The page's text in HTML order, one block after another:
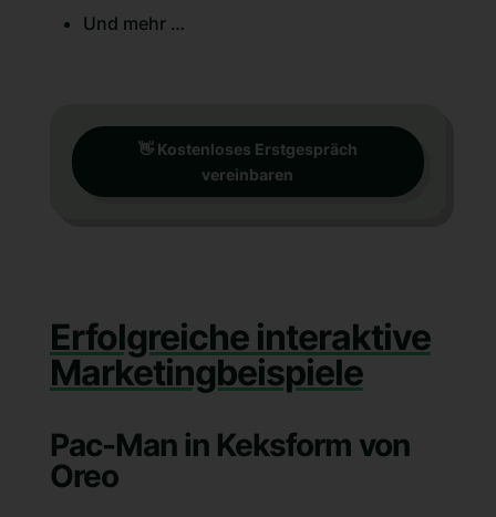
Und mehr …
👋 Kostenloses Erstgespräch
vereinbaren
Erfolgreiche interaktive
Marketingbeispiele
Pac-Man in Keksform von
Oreo